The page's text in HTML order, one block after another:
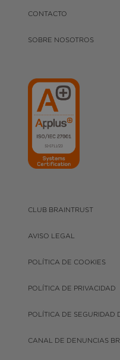
CONTACTO
SOBRE NOSOTROS
CLUB BRAINTRUST
AVISO LEGAL
POLÍTICA DE COOKIES
POLÍTICA DE PRIVACIDAD
POLÍTICA DE SEGURIDAD
CANAL DE DENUNCIAS